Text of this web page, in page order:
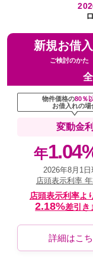
新規お借
ご検討のかた
物件価格の80％
お借入れの場
変動金利
年
2026年8月1
店頭表示利率
店頭表示利率よ
2.18%差引き
詳細はこ